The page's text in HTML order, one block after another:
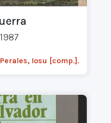
Perales, Iosu [comp.].